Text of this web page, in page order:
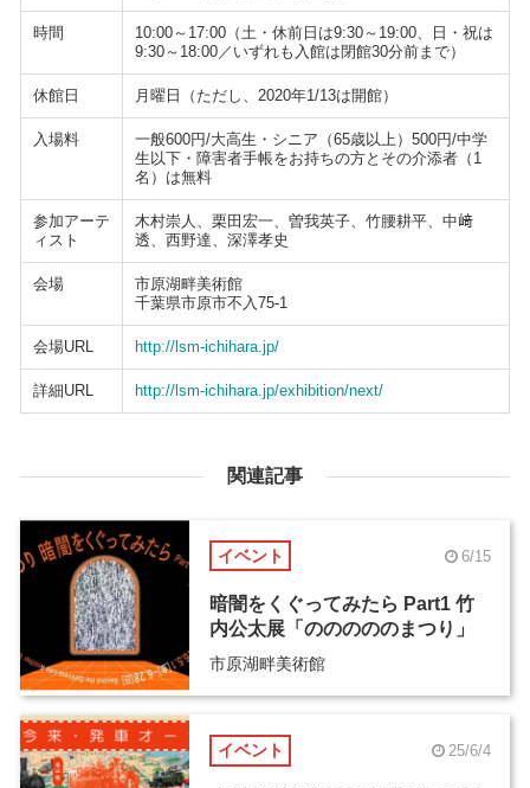
時間
10:00～17:00（土・休前日は9:30～19:00、日・祝は
9:30～18:00／いずれも入館は閉館30分前まで）
休館日 月曜日（ただし、2020年1/13は開館）
入場料
一般600円/大高生・シニア（65歳以上）500円/中学
生以下・障害者手帳をお持ちの方とその介添者（1
名）は無料
参加アーテ
ィスト
木村崇人、栗田宏一、曽我英子、竹腰耕平、中﨑
透、西野達、深澤孝史
会場
市原湖畔美術館
千葉県市原市不入75-1
会場URL http://lsm-ichihara.jp/
詳細URL http://lsm-ichihara.jp/exhibition/next/
関連記事
イベント 6/15
暗闇をくぐってみたら Part1 竹
内公太展「のののののまつり」
市原湖畔美術館
イベント 25/6/4